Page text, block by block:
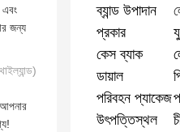
এবং
জন্য
ব্যান্ড উপাদান
প্রকার
কেস ব্যাক
ডায়াল
পরিবহন প্যাকেজ
উৎপত্তিস্থল